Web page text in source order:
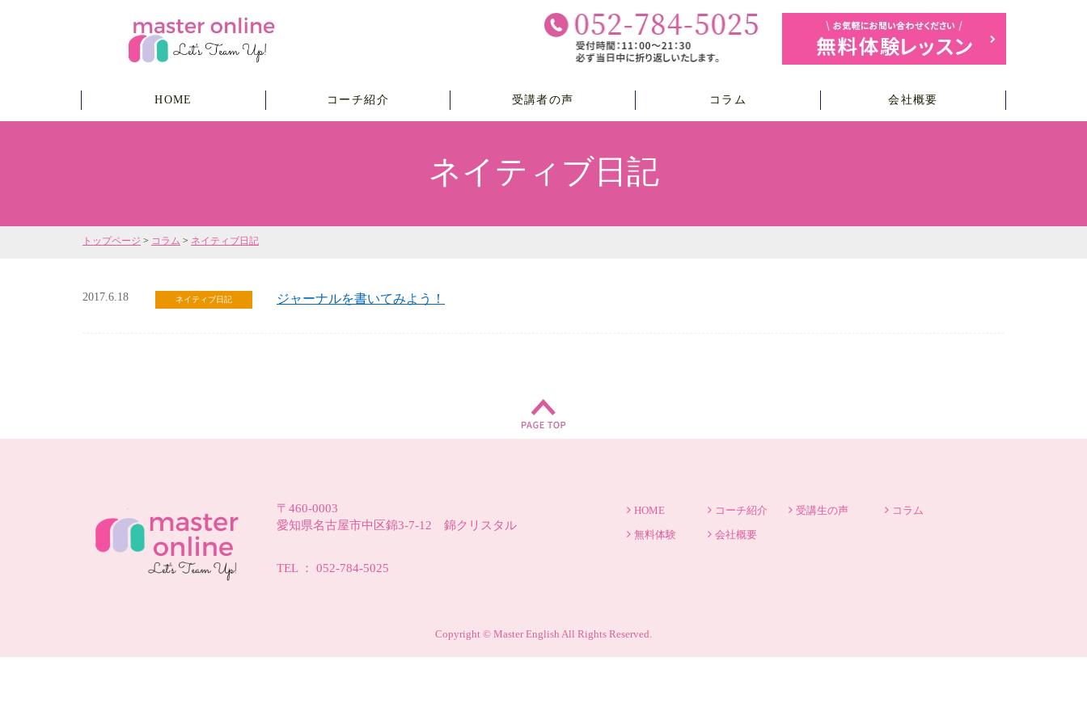
HOME コーチ紹介 受講者の声 コラム 会社概要
ネイティブ日記
トップページ > コラム > ネイティブ日記
2017.6.18 ネイティブ日記 ジャーナルを書いてみよう！
〒460-0003
愛知県名古屋市中区錦3-7-12 錦クリスタル
TEL ： 052-784-5025
HOME コーチ紹介 受講生の声
コラム
無料体験
会社概要
Copyright © Master English All Rights Reserved.